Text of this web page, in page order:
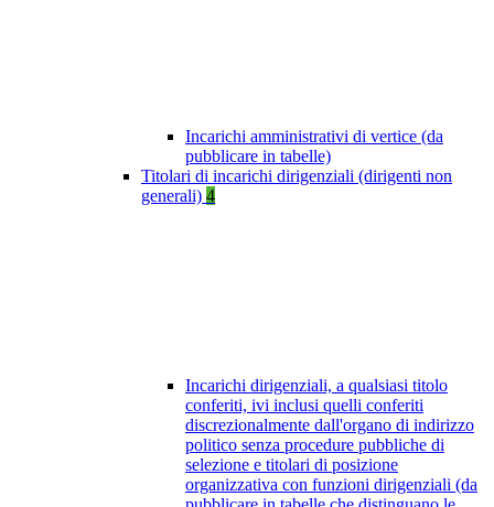
Incarichi amministrativi di vertice (da
pubblicare in tabelle)
Titolari di incarichi dirigenziali (dirigenti non
generali) 4
Incarichi dirigenziali, a qualsiasi titolo
conferiti, ivi inclusi quelli conferiti
discrezionalmente dall'organo di indirizzo
politico senza procedure pubbliche di
selezione e titolari di posizione
organizzativa con funzioni dirigenziali (da